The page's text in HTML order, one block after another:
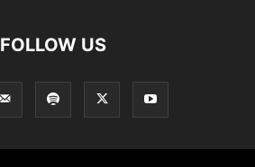
FOLLOW US